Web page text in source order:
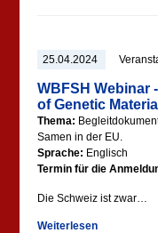
25.04.2024
WBFSH Webinar
of Genetic Material
Thema:
Samen in der EU.
Sprache: Englisch
Termin für die
Die Schweiz ist zwar…
Weiterlesen